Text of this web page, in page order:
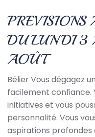
PREVISIONS
DU LUNDI 3
AOÛT
Bélier Vous dégagez
facilement confiance.
initiatives et vous
personnalité. Vous
aspirations